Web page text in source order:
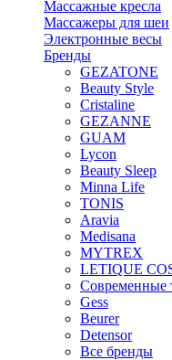
Массажные кресла
Массажеры для шеи
Электронные весы
Бренды
GEZATONE
Beauty Style
Cristaline
GEZANNE
GUAM
Lycon
Beauty Sleep
Minna Life
TONIS
Aravia
Medisana
MYTREX
LETIQUE
Современные
Gess
Beurer
Detensor
Все бренды